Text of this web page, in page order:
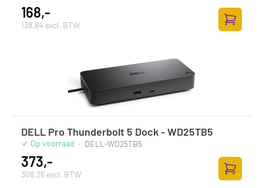
168,-
138,84 excl. BTW
DELL Pro Thunderbolt 5 Dock - WD25TB5
Op voorraad · DELL-WD25TB5
373,-
308,26 excl. BTW